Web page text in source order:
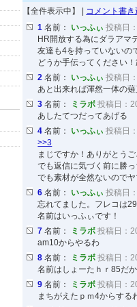
【全件表示中】 | コメント書
1 名前： いっふぃ 投稿日
HR開放する為にダラアマ
友達も4を持っていないの
どうか手伝ってください
2 名前： いっふぃ 投稿日
あと出来れば渾然一体の
3 名前： ミラボ 投稿日：
あしたてつだってあげる
4 名前： いっふぃ 投稿日
>>3
まじですか！ありがとうご
でも返信に気づく前に勝
でも素材が全然ないので
6 名前： いっふぃ 投稿日
忘れてました。フレコは
名前はいっふぃです！
7 名前： ミラボ 投稿日：
am10からやるわ
8 名前： ミラボ 投稿日：
名前はしょーたｈｒ85だ
9 名前： ミラボ 投稿日：
まちがえたｐｍ4からする